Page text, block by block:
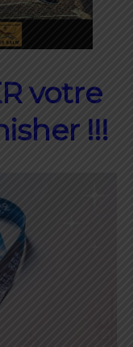
votre
!!!